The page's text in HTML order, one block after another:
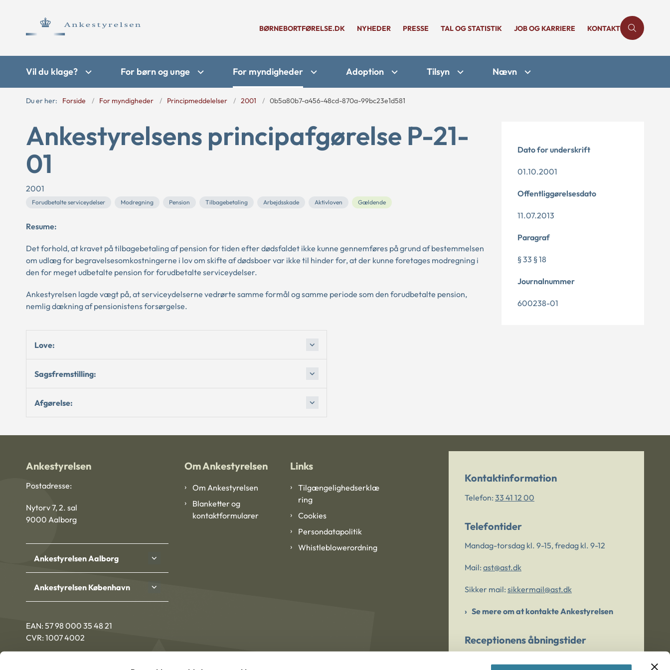
BØRNEBORTFØRELSE.DK NYHEDER PRESSE TAL OG STATISTIK JOB OG KARRIERE KONTAKT
Vil du klage? For børn og unge For myndigheder Adoption Tilsyn Nævn
Du er her: Forside For myndigheder Principmeddelelser 2001 0b5a80b7-a456-48cd-870a-99bc23e1d581
Ankestyrelsens principafgørelse P-21-
01
2001
Forudbetalte serviceydelser Modregning Pension Tilbagebetaling Arbejdsskade Aktivloven Gældende
Resume:
Det forhold, at kravet på tilbagebetaling af pension for tiden efter dødsfaldet ikke kunne gennemføres på grund af bestemmelsen
om udlæg for begravelsesomkostningerne i lov om skifte af dødsboer var ikke til hinder for, at der kunne foretages modregning i
den for meget udbetalte pension for forudbetalte serviceydelser.
Ankestyrelsen lagde vægt på, at serviceydelserne vedrørte samme formål og samme periode som den forudbetalte pension,
nemlig dækning af pensionistens forsørgelse.
Love:
Sagsfremstilling:
Afgørelse:
Dato for underskrift
01.10.2001
Offentliggørelsesdato
11.07.2013
Paragraf
§ 33 § 18
Journalnummer
600238-01
Ankestyrelsen
Postadresse:
Nytorv 7, 2. sal
9000 Aalborg
Ankestyrelsen Aalborg
Ankestyrelsen København
EAN: 57 98 000 35 48 21
CVR: 1007 4002
Om Ankestyrelsen
Om Ankestyrelsen
Blanketter og
kontaktformularer
Links
Tilgængelighedserklæ
ring
Cookies
Persondatapolitik
Whistleblowerordning
Kontaktinformation
Telefon: 33 41 12 00
Telefontider
Mandag-torsdag kl. 9-15, fredag kl. 9-12
Mail: ast@ast.dk
Sikker mail: sikkermail@ast.dk
Se mere om at kontakte Ankestyrelsen
Receptionens åbningstider